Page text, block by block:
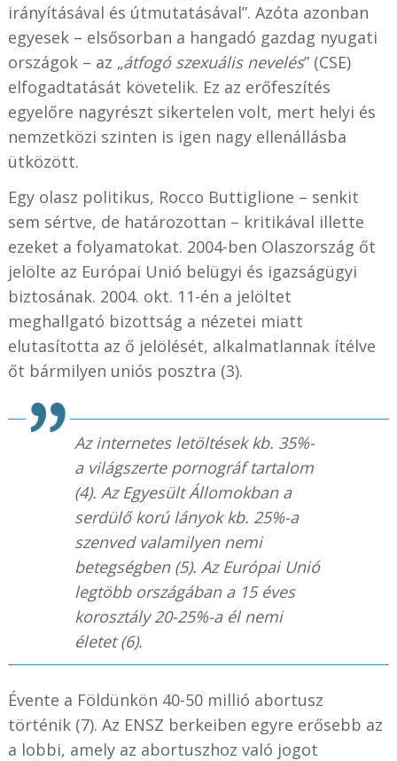
irányításával és útmutatásával”. Azóta azonban
egyesek – elsősorban a hangadó gazdag nyugati
országok – az „átfogó szexuális nevelés” (CSE)
elfogadtatását követelik. Ez az erőfeszítés
egyelőre nagyrészt sikertelen volt, mert helyi és
nemzetközi szinten is igen nagy ellenállásba
ütközött.
Egy olasz politikus, Rocco Buttiglione – senkit
sem sértve, de határozottan – kritikával illette
ezeket a folyamatokat. 2004-ben Olaszország őt
jelölte az Európai Unió belügyi és igazságügyi
biztosának. 2004. okt. 11-én a jelöltet
meghallgató bizottság a nézetei miatt
elutasította az ő jelölését, alkalmatlannak ítélve
őt bármilyen uniós posztra (3).
Az internetes letöltések kb. 35%-
a világszerte pornográf tartalom
(4). Az Egyesült Állomokban a
serdülő korú lányok kb. 25%-a
szenved valamilyen nemi
betegségben (5). Az Európai Unió
legtöbb országában a 15 éves
korosztály 20-25%-a él nemi
életet (6).
Évente a Földünkön 40-50 millió abortusz
történik (7). Az ENSZ berkeiben egyre erősebb az
a lobbi, amely az abortuszhoz való jogot